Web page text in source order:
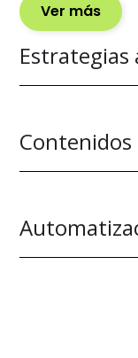
Estrategias
Ver más